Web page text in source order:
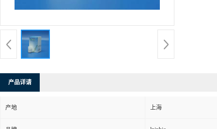
产品详请
产地 上海